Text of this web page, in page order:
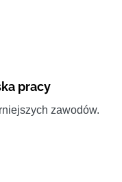
pracy
zawodów.